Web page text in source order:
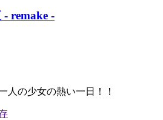
remake -
人の少女の熱い一日！！